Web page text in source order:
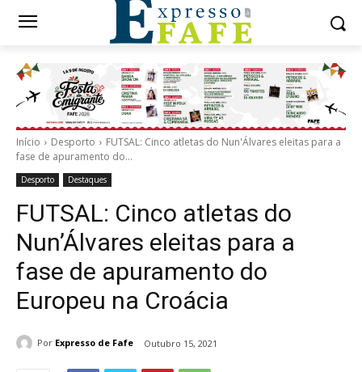
Início Desporto
FUTSAL: Cinco atletas do Nun'Álvares eleitas para a
fase de apuramento do...
Desporto Destaques
FUTSAL: Cinco atletas do
Nun’Álvares eleitas para a
fase de apuramento do
Europeu na Croácia
Por Expresso de Fafe Outubro 15, 2021